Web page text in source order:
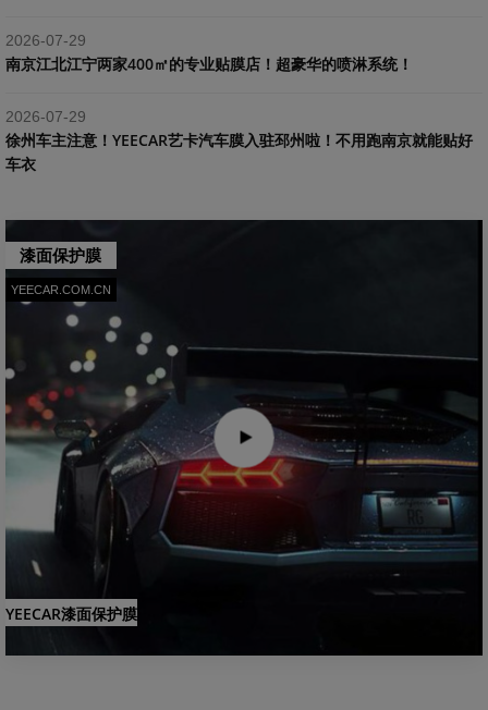
2026-07-29
南京江北江宁两家400㎡的专业贴膜店！超豪华的喷淋系统！
2026-07-29
​徐州车主注意！YEECAR艺卡汽车膜入驻邳州啦！不用跑南京就能贴好
车衣
漆面保护膜
YEECAR.COM.CN
YEECAR漆面保护膜